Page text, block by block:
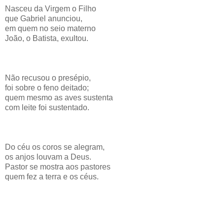
Nasceu da Virgem o Filho
que Gabriel anunciou,
em quem no seio materno
João, o Batista, exultou.
Não recusou o presépio,
foi sobre o feno deitado;
quem mesmo as aves sustenta
com leite foi sustentado.
Do céu os coros se alegram,
os anjos louvam a Deus.
Pastor se mostra aos pastores
quem fez a terra e os céus.